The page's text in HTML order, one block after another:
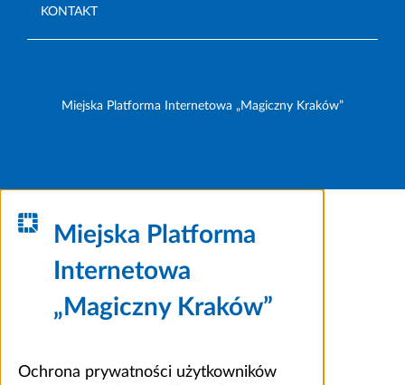
KONTAKT
Miejska Platforma Internetowa „Magiczny Kraków”
Miejska Platforma
Internetowa
„Magiczny Kraków”
Ochrona prywatności użytkowników